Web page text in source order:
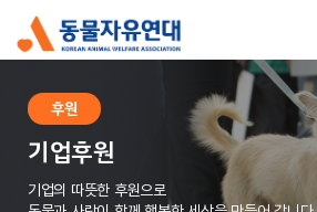
후원
기업후원
기업의 따뜻한 후원으로